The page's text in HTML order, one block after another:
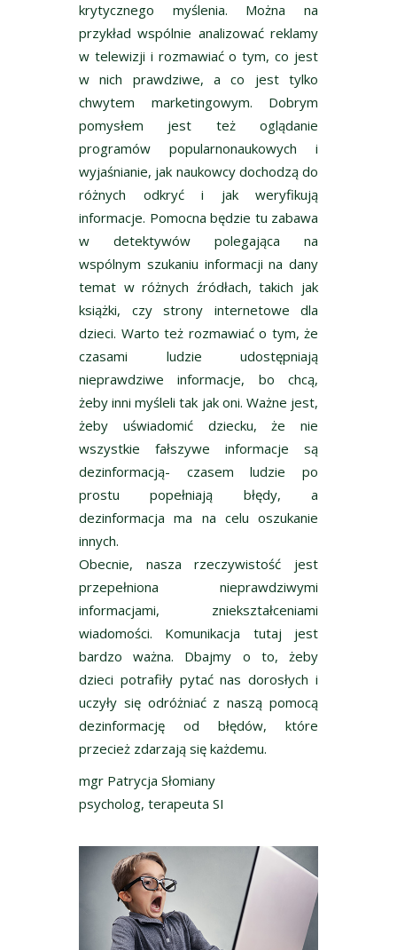
krytycznego myślenia. Można na
przykład wspólnie analizować reklamy
w telewizji i rozmawiać o tym, co jest
w nich prawdziwe, a co jest tylko
chwytem marketingowym. Dobrym
pomysłem jest też oglądanie
programów popularnonaukowych i
wyjaśnianie, jak naukowcy dochodzą do
różnych odkryć i jak weryfikują
informacje. Pomocna będzie tu zabawa
w detektywów polegająca na
wspólnym szukaniu informacji na dany
temat w różnych źródłach, takich jak
książki, czy strony internetowe dla
dzieci. Warto też rozmawiać o tym, że
czasami ludzie udostępniają
nieprawdziwe informacje, bo chcą,
żeby inni myśleli tak jak oni. Ważne jest,
żeby uświadomić dziecku, że nie
wszystkie fałszywe informacje są
dezinformacją- czasem ludzie po
prostu popełniają błędy, a
dezinformacja ma na celu oszukanie
innych.
Obecnie, nasza rzeczywistość jest
przepełniona nieprawdziwymi
informacjami, zniekształceniami
wiadomości. Komunikacja tutaj jest
bardzo ważna. Dbajmy o to, żeby
dzieci potrafiły pytać nas dorosłych i
uczyły się odróżniać z naszą pomocą
dezinformację od błędów, które
przecież zdarzają się każdemu.
mgr Patrycja Słomiany
psycholog, terapeuta SI